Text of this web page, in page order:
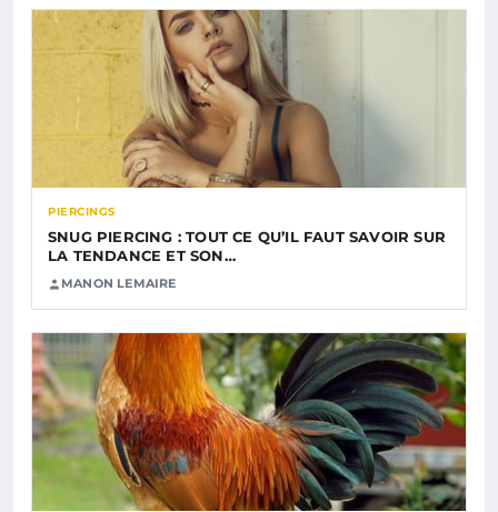
PIERCINGS
SNUG PIERCING : TOUT CE QU’IL FAUT SAVOIR SUR
LA TENDANCE ET SON…
MANON LEMAIRE